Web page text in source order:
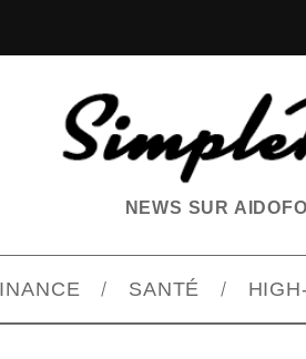
NEWS SUR
SANTÉ